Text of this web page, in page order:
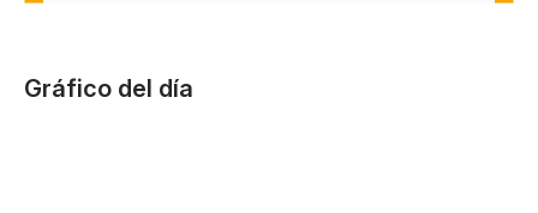
Gráfico del día